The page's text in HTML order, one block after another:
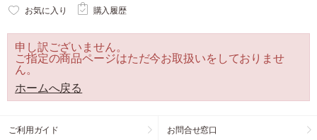
お気に入り 購入履歴
申し訳ございません。
ご指定の商品ページはただ今お取扱いをしておりませ
ん。
ホームへ戻る
ご利用ガイド お問合せ窓口